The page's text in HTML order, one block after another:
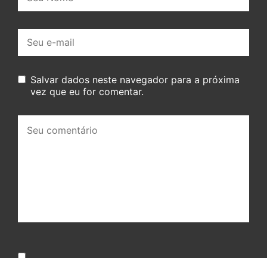
mail:
Salvar dados neste navegador para a próxima
vez que eu for comentar.
comentário: